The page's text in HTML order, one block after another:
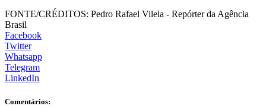
FONTE/CRÉDITOS: Pedro Rafael Vilela - Repórter da Agência
Brasil
Facebook
Twitter
Whatsapp
Telegram
LinkedIn
Comentários: